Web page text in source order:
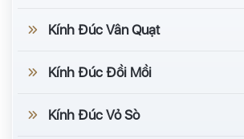
Kính Đúc Vân Quạt
Kính Đúc Đồi Mồi
Kính Đúc Vỏ Sò